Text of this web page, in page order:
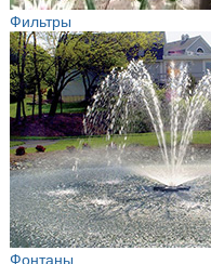
Фильтры
Фонтаны